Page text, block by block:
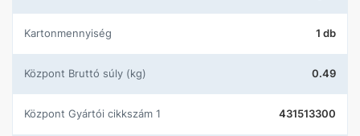
Kartonmennyiség 1 db
központ Bruttó súly (kg) 0.49
központ Gyártói cikkszám 1 431513300